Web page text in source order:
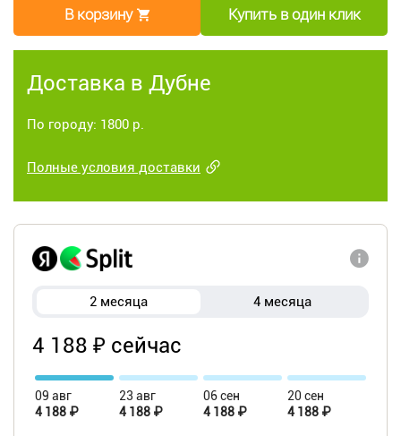
В корзину Купить в один клик
Доставка в Дубне
По городу: 1800 р.
Полные условия доставки
2 месяца 4 месяца
4 188 ₽ сейчас
09 авг
4 188 ₽
23 авг
4 188 ₽
06 сен
4 188 ₽
20 сен
4 188 ₽